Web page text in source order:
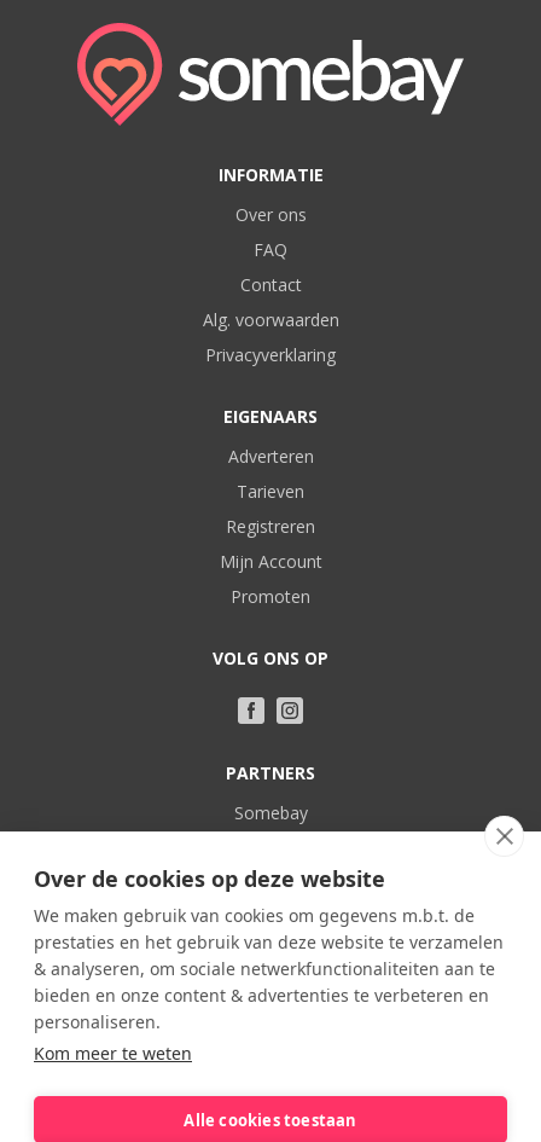
Over de cookies op deze website
We maken gebruik van cookies om gegevens m.b.t. de
prestaties en het gebruik van deze website te verzamelen
& analyseren, om sociale netwerkfunctionaliteiten aan te
bieden en onze content & advertenties te verbeteren en
personaliseren.
Kom meer te weten
Alle cookies toestaan
INFORMATIE
Over ons
FAQ
Contact
Alg. voorwaarden
Privacyverklaring
EIGENAARS
Adverteren
Tarieven
Registreren
Mijn Account
Promoten
VOLG ONS OP
PARTNERS
Somebay
POPULAIR
Frankrijk
Spanje